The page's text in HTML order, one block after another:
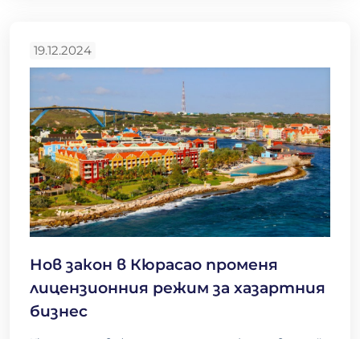
19.12.2024
Нов закон в Кюрасао променя
лицензионния режим за хазартния
бизнес